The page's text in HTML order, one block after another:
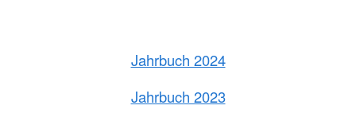
Jahrbuch 2024
Jahrbuch 2023